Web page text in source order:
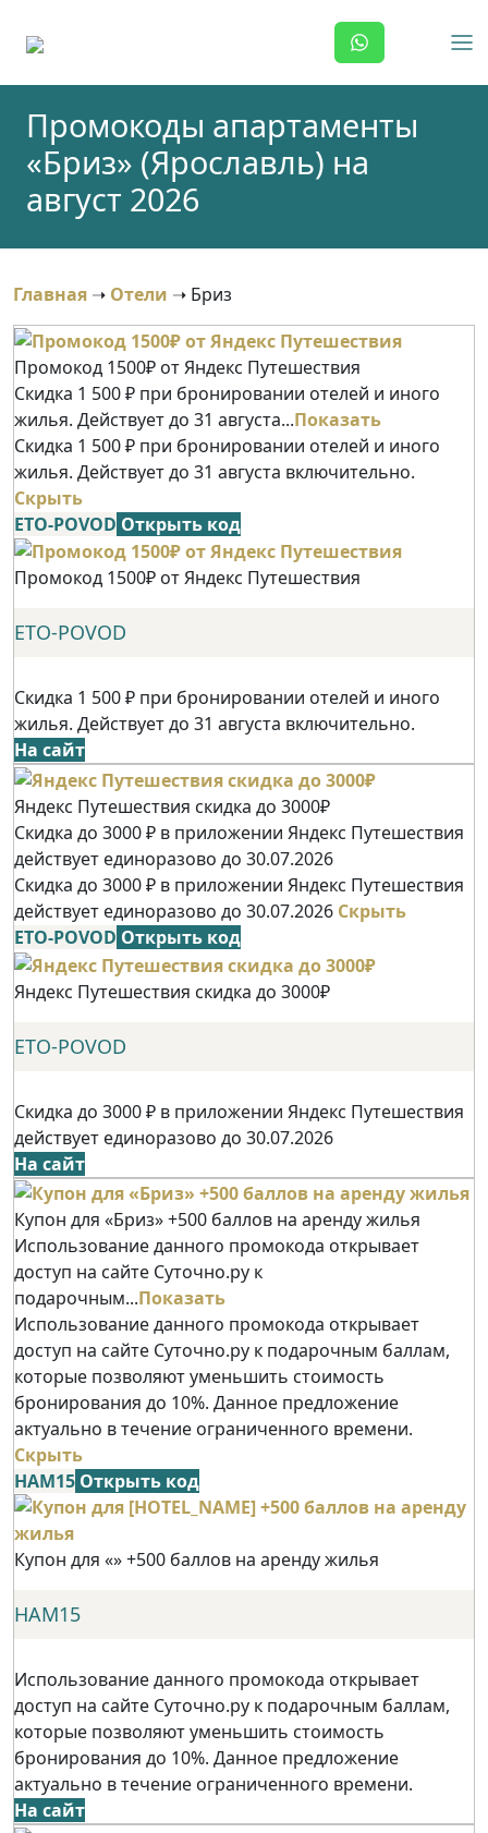
Промокоды апартаменты
«Бриз» (Ярославль) на
август 2026
Главная ➝ Отели ➝ Бриз
Промокод 1500₽ от Яндекс Путешествия
Скидка 1 500 ₽ при бронировании отелей и иного
жилья. Действует до 31 августа...Показать
Скидка 1 500 ₽ при бронировании отелей и иного
жилья. Действует до 31 августа включительно.
Скрыть
ETO-POVOD Открыть код
Промокод 1500₽ от Яндекс Путешествия
ETO-POVOD
Скидка 1 500 ₽ при бронировании отелей и иного
жилья. Действует до 31 августа включительно.
На сайт
Яндекс Путешествия скидка до 3000₽
Скидка до 3000 ₽ в приложении Яндекс Путешествия
действует единоразово до 30.07.2026
Скидка до 3000 ₽ в приложении Яндекс Путешествия
действует единоразово до 30.07.2026 Скрыть
ETO-POVOD Открыть код
Яндекс Путешествия скидка до 3000₽
ETO-POVOD
Скидка до 3000 ₽ в приложении Яндекс Путешествия
действует единоразово до 30.07.2026
На сайт
Купон для «Бриз» +500 баллов на аренду жилья
Использование данного промокода открывает
доступ на сайте Суточно.ру к
подарочным...Показать
Использование данного промокода открывает
доступ на сайте Суточно.ру к подарочным баллам,
которые позволяют уменьшить стоимость
бронирования до 10%. Данное предложение
актуально в течение ограниченного времени.
Скрыть
НАМ15 Открыть код
Купон для «» +500 баллов на аренду жилья
НАМ15
Использование данного промокода открывает
доступ на сайте Суточно.ру к подарочным баллам,
которые позволяют уменьшить стоимость
бронирования до 10%. Данное предложение
актуально в течение ограниченного времени.
На сайт